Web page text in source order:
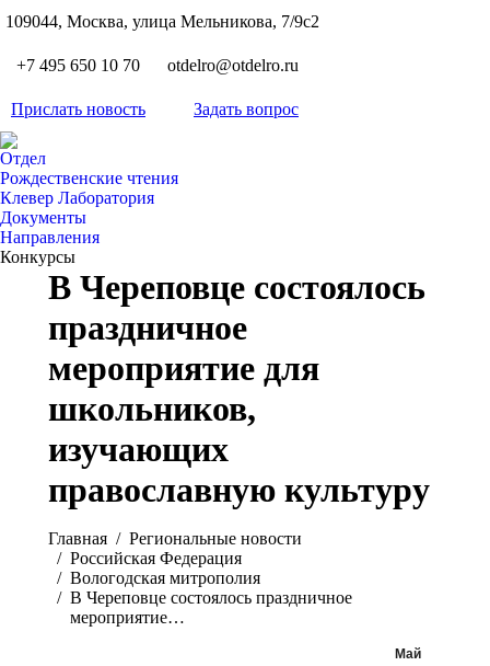
109044, Москва, улица Мельникова, 7/9с2
+7 495 650 10 70 otdelro@otdelro.ru
Прислать новость Задать вопрос
Отдел
Рождественские чтения
Клевер Лаборатория
Документы
Направления
Конкурсы
В Череповце состоялось
праздничное
мероприятие для
школьников,
изучающих
православную культуру
Главная
Pегиональные новости
Российская Федерация
Вологодская митрополия
В Череповце состоялось праздничное
мероприятие…
Май